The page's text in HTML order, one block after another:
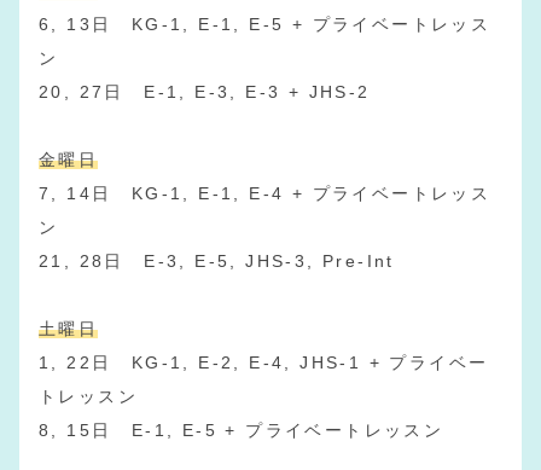
6, 13日 KG-1, E-1, E-5 + プライベートレッス
ン
20, 27日 E-1, E-3, E-3 + JHS-2
金曜日
7, 14日 KG-1, E-1, E-4 + プライベートレッス
ン
21, 28日 E-3, E-5, JHS-3, Pre-Int
土曜日
1, 22日 KG-1, E-2, E-4, JHS-1 + プライベー
トレッスン
8, 15日 E-1, E-5 + プライベートレッスン